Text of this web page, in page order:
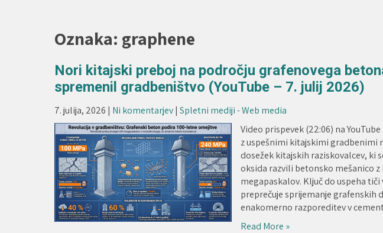
Oznaka: graphene
Nori kitajski preboj na področju grafenovega
spremenil gradbeništvo (YouTube – 7. julij 2026)
7. julija, 2026 | Ni komentarjev| Spletni mediji - Web media
Video prispevek (22:06) na
z uspešnimi kitajskimi gradbenimi
dosežek kitajskih raziskovalcev, ki
oksida razvili betonsko mešanico
megapaskalov. Ključ do uspeha
preprečuje sprijemanje grafenskih
enakomerno razporeditev v
Read More »